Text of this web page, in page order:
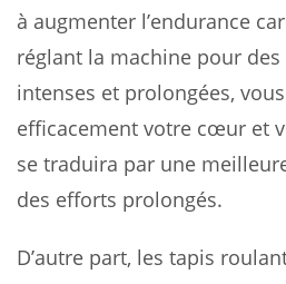
à augmenter l’endurance
réglant la machine pour
intenses et prolongées,
efficacement votre cœur et
se traduira par une
des efforts prolongés.
D’autre part, les tapis